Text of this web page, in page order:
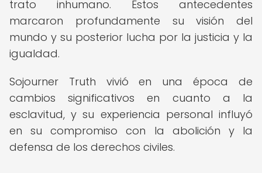
trato inhumano. Estos antecedentes
marcaron profundamente su visión del
mundo y su posterior lucha por la justicia y la
igualdad.
Sojourner Truth vivió en una época de
cambios significativos en cuanto a la
esclavitud, y su experiencia personal influyó
en su compromiso con la abolición y la
defensa de los derechos civiles.